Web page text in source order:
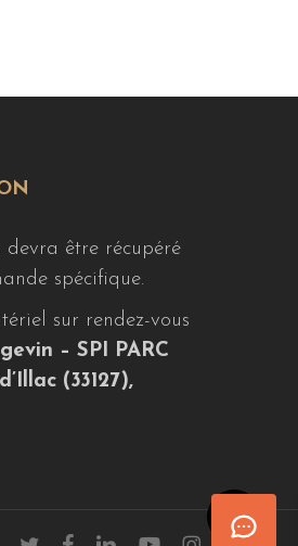
Share
être récupéré
spécifique.
sur rendez-vous
– SPI PARC
(33127),
twitter facebooklinkedinyoutubeinstagram